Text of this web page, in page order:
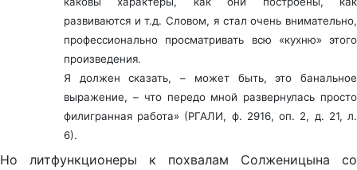
развиваются и т.д. Словом, я стал очень внимательно,
профессионально просматривать всю «кухню» этого
произведения.
Я должен сказать, – может быть, это банальное
выражение, – что передо мной развернулась просто
филигранная работа» (РГАЛИ, ф. 2916, оп. 2, д. 21, л.
6).
Но литфункционеры к похвалам Солженицына со